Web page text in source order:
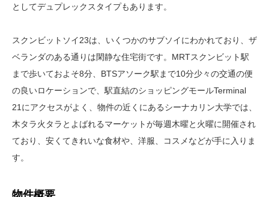
としてデュプレックスタイプもあります。
スクンビットソイ23は、いくつかのサブソイにわかれており、ザ
ベランダのある通りは閑静な住宅街です。MRTスクンビット駅
まで歩いておよそ8分、BTSアソーク駅まで10分少々の交通の便
の良いロケーションで、駅直結のショッピングモールTerminal
21にアクセスがよく、物件の近くにあるシーナカリン大学では、
木タラ火タラとよばれるマーケットが毎週木曜と火曜に開催され
ており、安くてきれいな食材や、洋服、コスメなどが手に入りま
す。